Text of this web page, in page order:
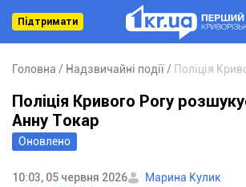
Підтримати
Головна Надзвичайні події
Оновлено
Поліція Кривого Рогу
Анну Токар
10:03, 05 червня 2026
Марина Кулик